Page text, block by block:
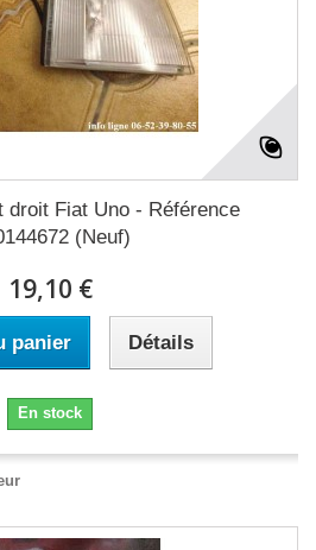
droit Fiat Uno - Référence
(Neuf)
19,10 €
panier Détails
En stock